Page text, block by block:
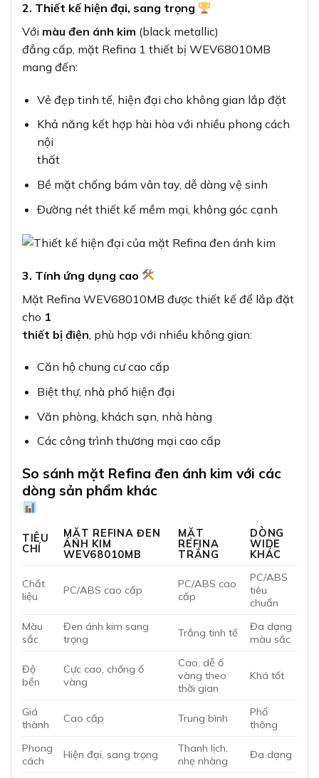
2. Thiết kế hiện đại, sang trọng
Với màu đen ánh kim (black metallic)
đẳng cấp, mặt Refina 1 thiết bị WEV68010MB
mang đến:
Vẻ đẹp tinh tế, hiện đại cho không gian lắp đặt
Khả năng kết hợp hài hòa với nhiều phong cách
nội
thất
Bề mặt chống bám vân tay, dễ dàng vệ sinh
Đường nét thiết kế mềm mại, không góc cạnh
3. Tính ứng dụng cao
Mặt Refina WEV68010MB được thiết kế để lắp đặt
cho 1
thiết bị điện , phù hợp với nhiều không gian:
Căn hộ chung cư cao cấp
Biệt thự, nhà phố hiện đại
Văn phòng, khách sạn, nhà hàng
Các công trình thương mại cao cấp
So sánh mặt Refina đen ánh kim với các
dòng sản phẩm khác
TIÊU
CHÍ
MẶT REFINA ĐEN
ÁNH KIM
WEV68010MB
MẶT
REFINA
TRẮNG
DÒNG
WIDE
KHÁC
Chất
liệu
PC/ABS cao cấp
PC/ABS cao
cấp
PC/ABS
tiêu
chuẩn
Màu
sắc
Đen ánh kim sang
trọng
Trắng tinh tế
Đa dạng
màu sắc
Độ
bền
Cực cao, chống ố
vàng
Cao, dễ ố
vàng theo
thời gian
Khá tốt
Giá
thành
Cao cấp Trung bình
Phổ
thông
Phong
cách
Hiện đại, sang trọng
Thanh lịch,
nhẹ nhàng
Đa dạng